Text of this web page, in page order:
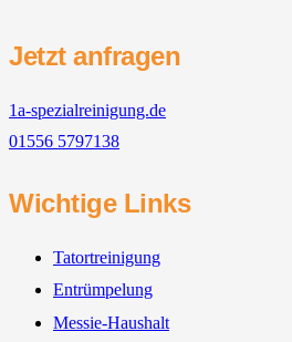
Jetzt anfragen
1a-spezialreinigung.de
01556 5797138
Wichtige Links
Tatortreinigung
Entrümpelung
Messie-Haushalt